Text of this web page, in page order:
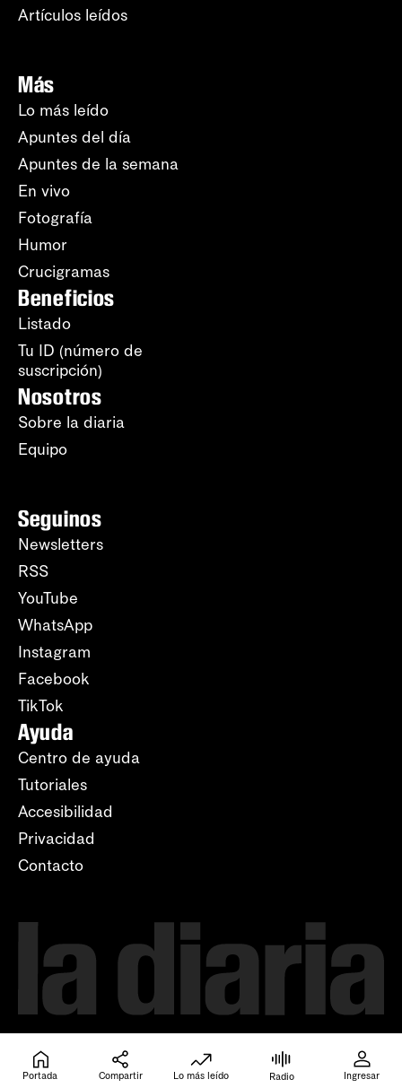
Artículos leídos
Más
Lo más leído
Apuntes del día
Apuntes de la semana
En vivo
Fotografía
Humor
Crucigramas
Beneficios
Listado
Tu ID (número de
suscripción)
Nosotros
Sobre la diaria
Equipo
Seguinos
Newsletters
RSS
YouTube
WhatsApp
Instagram
Facebook
TikTok
Ayuda
Centro de ayuda
Tutoriales
Accesibilidad
Privacidad
Contacto
Portada Compartir Lo más leído Radio Ingresar